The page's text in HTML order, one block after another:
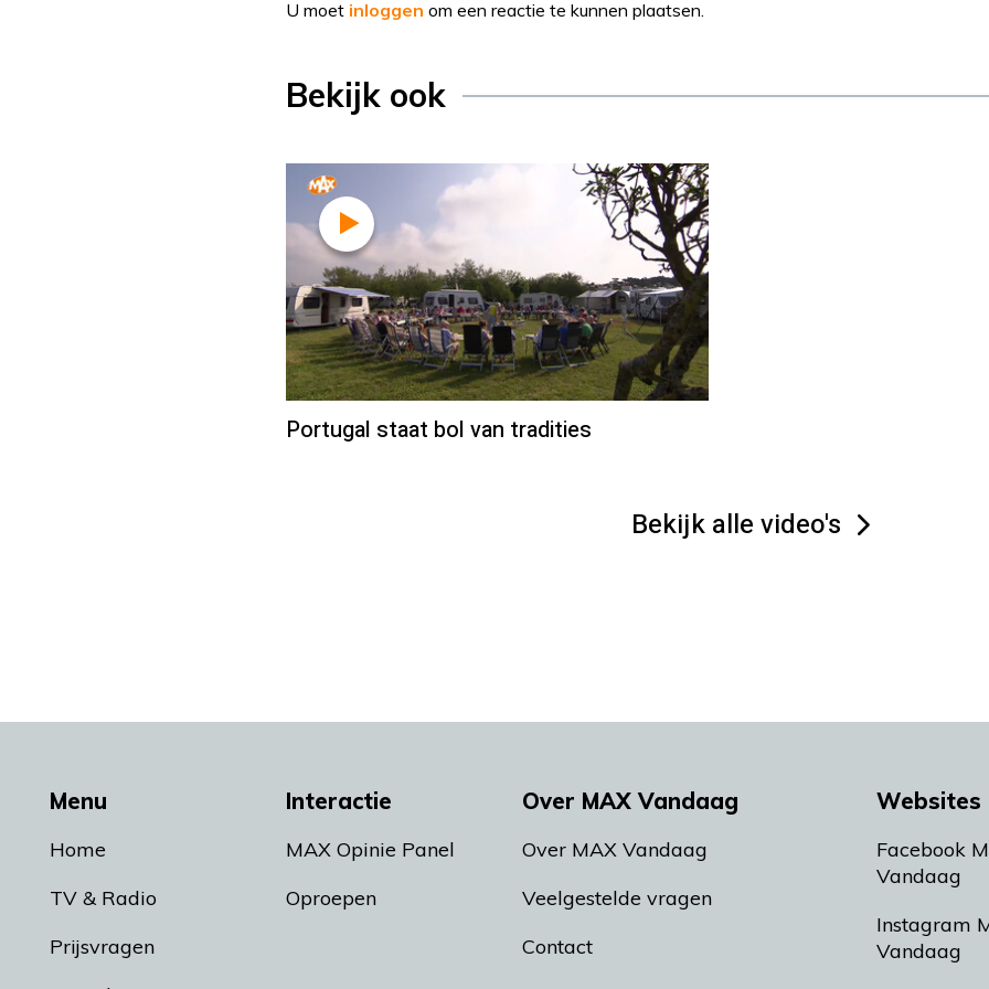
U moet inloggen om een reactie te kunnen plaatsen.
Bekijk ook
Portugal staat bol van tradities
Bekijk alle video's
Menu
Home
TV & Radio
Prijsvragen
Interactie
MAX Opinie Panel
Oproepen
Over MAX Vandaag
Over MAX Vandaag
Veelgestelde vragen
Contact
Websites
Facebook
Vandaag
Instagram
Vandaag